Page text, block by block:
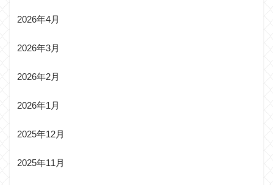
2026年4月
2026年3月
2026年2月
2026年1月
2025年12月
2025年11月